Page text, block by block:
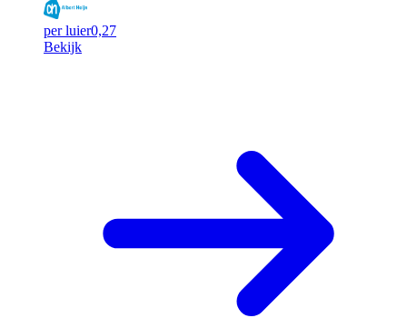
per luier0,27
Bekijk